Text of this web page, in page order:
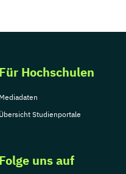
Vertragsrecht
EN)
Für Hochschulen
Mediadaten
Übersicht Studienportale
Folge uns auf